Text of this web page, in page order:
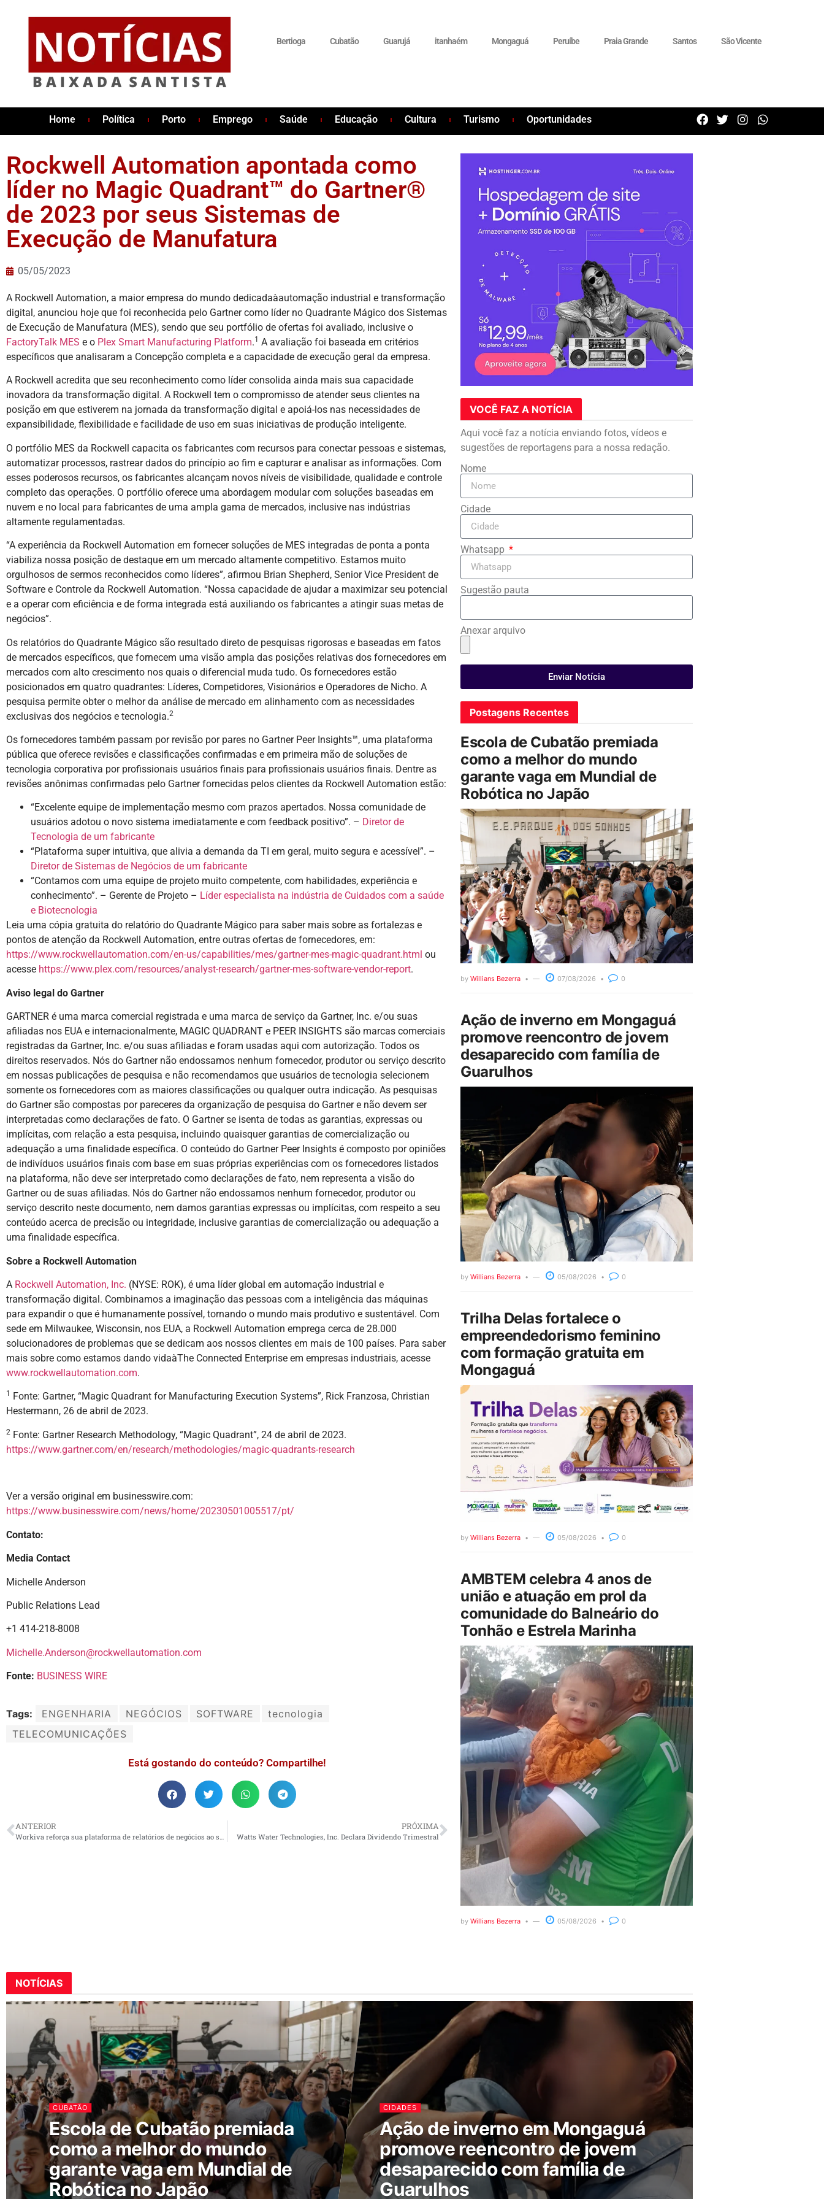
Bertioga Cubatão Guarujá itanhaém Mongaguá Peruíbe Praia Grande Santos São Vicente
Home Política Porto Emprego Saúde Educação Cultura Turismo Oportunidades
Rockwell Automation apontada como
líder no Magic Quadrant™ do Gartner®
de 2023 por seus Sistemas de
Execução de Manufatura
05/05/2023
A Rockwell Automation, a maior empresa do mundo dedicadaàautomação industrial e transformação
digital, anunciou hoje que foi reconhecida pelo Gartner como líder no Quadrante Mágico dos Sistemas
de Execução de Manufatura (MES), sendo que seu portfólio de ofertas foi avaliado, inclusive o
FactoryTalk MES e o Plex Smart Manufacturing Platform.1 A avaliação foi baseada em critérios
específicos que analisaram a Concepção completa e a capacidade de execução geral da empresa.
A Rockwell acredita que seu reconhecimento como líder consolida ainda mais sua capacidade
inovadora da transformação digital. A Rockwell tem o compromisso de atender seus clientes na
posição em que estiverem na jornada da transformação digital e apoiá-los nas necessidades de
expansibilidade, flexibilidade e facilidade de uso em suas iniciativas de produção inteligente.
O portfólio MES da Rockwell capacita os fabricantes com recursos para conectar pessoas e sistemas,
automatizar processos, rastrear dados do princípio ao fim e capturar e analisar as informações. Com
esses poderosos recursos, os fabricantes alcançam novos níveis de visibilidade, qualidade e controle
completo das operações. O portfólio oferece uma abordagem modular com soluções baseadas em
nuvem e no local para fabricantes de uma ampla gama de mercados, inclusive nas indústrias
altamente regulamentadas.
“A experiência da Rockwell Automation em fornecer soluções de MES integradas de ponta a ponta
viabiliza nossa posição de destaque em um mercado altamente competitivo. Estamos muito
orgulhosos de sermos reconhecidos como líderes”, afirmou Brian Shepherd, Senior Vice President de
Software e Controle da Rockwell Automation. “Nossa capacidade de ajudar a maximizar seu potencial
e a operar com eficiência e de forma integrada está auxiliando os fabricantes a atingir suas metas de
negócios”.
Os relatórios do Quadrante Mágico são resultado direto de pesquisas rigorosas e baseadas em fatos
de mercados específicos, que fornecem uma visão ampla das posições relativas dos fornecedores em
mercados com alto crescimento nos quais o diferencial muda tudo. Os fornecedores estão
posicionados em quatro quadrantes: Líderes, Competidores, Visionários e Operadores de Nicho. A
pesquisa permite obter o melhor da análise de mercado em alinhamento com as necessidades
exclusivas dos negócios e tecnologia.2
Os fornecedores também passam por revisão por pares no Gartner Peer Insights™, uma plataforma
pública que oferece revisões e classificações confirmadas e em primeira mão de soluções de
tecnologia corporativa por profissionais usuários finais para profissionais usuários finais. Dentre as
revisões anônimas confirmadas pelo Gartner fornecidas pelos clientes da Rockwell Automation estão:
“Excelente equipe de implementação mesmo com prazos apertados. Nossa comunidade de
usuários adotou o novo sistema imediatamente e com feedback positivo”. – Diretor de
Tecnologia de um fabricante
“Plataforma super intuitiva, que alivia a demanda da TI em geral, muito segura e acessível”. –
Diretor de Sistemas de Negócios de um fabricante
“Contamos com uma equipe de projeto muito competente, com habilidades, experiência e
conhecimento”. – Gerente de Projeto – Líder especialista na indústria de Cuidados com a saúde
e Biotecnologia
Leia uma cópia gratuita do relatório do Quadrante Mágico para saber mais sobre as fortalezas e
pontos de atenção da Rockwell Automation, entre outras ofertas de fornecedores, em:
https://www.rockwellautomation.com/en-us/capabilities/mes/gartner-mes-magic-quadrant.html ou
acesse https://www.plex.com/resources/analyst-research/gartner-mes-software-vendor-report.
Aviso legal do Gartner
GARTNER é uma marca comercial registrada e uma marca de serviço da Gartner, Inc. e/ou suas
afiliadas nos EUA e internacionalmente, MAGIC QUADRANT e PEER INSIGHTS são marcas comerciais
registradas da Gartner, Inc. e/ou suas afiliadas e foram usadas aqui com autorização. Todos os
direitos reservados. Nós do Gartner não endossamos nenhum fornecedor, produtor ou serviço descrito
em nossas publicações de pesquisa e não recomendamos que usuários de tecnologia selecionem
somente os fornecedores com as maiores classificações ou qualquer outra indicação. As pesquisas
do Gartner são compostas por pareceres da organização de pesquisa do Gartner e não devem ser
interpretadas como declarações de fato. O Gartner se isenta de todas as garantias, expressas ou
implícitas, com relação a esta pesquisa, incluindo quaisquer garantias de comercialização ou
adequação a uma finalidade específica. O conteúdo do Gartner Peer Insights é composto por opiniões
de indivíduos usuários finais com base em suas próprias experiências com os fornecedores listados
na plataforma, não deve ser interpretado como declarações de fato, nem representa a visão do
Gartner ou de suas afiliadas. Nós do Gartner não endossamos nenhum fornecedor, produtor ou
serviço descrito neste documento, nem damos garantias expressas ou implícitas, com respeito a seu
conteúdo acerca de precisão ou integridade, inclusive garantias de comercialização ou adequação a
uma finalidade específica.
Sobre a Rockwell Automation
A Rockwell Automation, Inc. (NYSE: ROK), é uma líder global em automação industrial e
transformação digital. Combinamos a imaginação das pessoas com a inteligência das máquinas
para expandir o que é humanamente possível, tornando o mundo mais produtivo e sustentável. Com
sede em Milwaukee, Wisconsin, nos EUA, a Rockwell Automation emprega cerca de 28.000
solucionadores de problemas que se dedicam aos nossos clientes em mais de 100 países. Para saber
mais sobre como estamos dando vidaàThe Connected Enterprise em empresas industriais, acesse
www.rockwellautomation.com.
1
Fonte: Gartner, “Magic Quadrant for Manufacturing Execution Systems”, Rick Franzosa, Christian
Hestermann, 26 de abril de 2023.
2 Fonte: Gartner Research Methodology, “Magic Quadrant”, 24 de abril de 2023.
https://www.gartner.com/en/research/methodologies/magic-quadrants-research
Ver a versão original em businesswire.com:
https://www.businesswire.com/news/home/20230501005517/pt/
Contato:
Media Contact
Michelle Anderson
Public Relations Lead
+1 414-218-8008
Michelle.Anderson@rockwellautomation.com
Fonte: BUSINESS WIRE
Tags: ENGENHARIA NEGÓCIOS SOFTWARE
tecnologia
TELECOMUNICAÇÕES
Está gostando do conteúdo? Compartilhe!
ANTERIOR PRÓXIMA
Watts Water Technologies, Inc. Declara Dividendo Trimestral
VOCÊ FAZ A NOTÍCIA
Aqui você faz a notícia enviando fotos, vídeos e
sugestões de reportagens para a nossa redação.
Nome
Cidade
Whatsapp
Sugestão pauta
Anexar arquivo
Enviar Notícia
Postagens Recentes
Escola de Cubatão premiada
como a melhor do mundo
garante vaga em Mundial de
Robótica no Japão
by Willians Bezerra 07/08/2026 0
Ação de inverno em Mongaguá
promove reencontro de jovem
desaparecido com família de
Guarulhos
by Willians Bezerra 05/08/2026 0
Trilha Delas fortalece o
empreendedorismo feminino
com formação gratuita em
Mongaguá
by Willians Bezerra 05/08/2026 0
AMBTEM celebra 4 anos de
união e atuação em prol da
comunidade do Balneário do
Tonhão e Estrela Marinha
by Willians Bezerra 05/08/2026 0
NOTÍCIAS
CUBATÃO
Escola de Cubatão premiada
como a melhor do mundo
garante vaga em Mundial de
Robótica no Japão
CIDADES
Ação de inverno em Mongaguá
promove reencontro de jovem
desaparecido com família de
Guarulhos